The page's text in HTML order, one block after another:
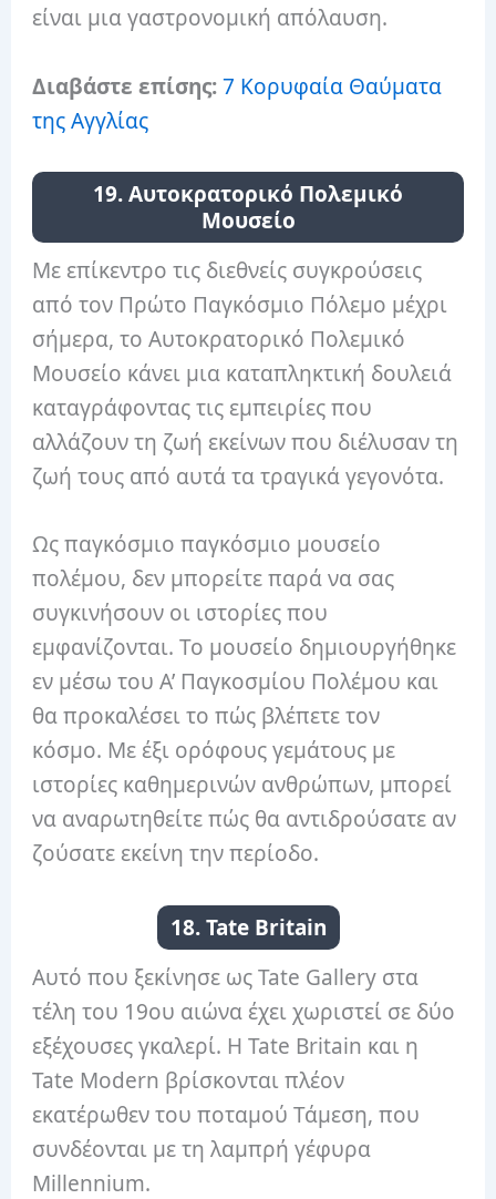
είναι μια γαστρονομική απόλαυση.
Διαβάστε επίσης: 7 Κορυφαία Θαύματα
της Αγγλίας
19. Αυτοκρατορικό Πολεμικό
Μουσείο
Με επίκεντρο τις διεθνείς συγκρούσεις
από τον Πρώτο Παγκόσμιο Πόλεμο μέχρι
σήμερα, το Αυτοκρατορικό Πολεμικό
Μουσείο κάνει μια καταπληκτική δουλειά
καταγράφοντας τις εμπειρίες που
αλλάζουν τη ζωή εκείνων που διέλυσαν τη
ζωή τους από αυτά τα τραγικά γεγονότα.
Ως παγκόσμιο παγκόσμιο μουσείο
πολέμου, δεν μπορείτε παρά να σας
συγκινήσουν οι ιστορίες που
εμφανίζονται. Το μουσείο δημιουργήθηκε
εν μέσω του Α’ Παγκοσμίου Πολέμου και
θα προκαλέσει το πώς βλέπετε τον
κόσμο. Με έξι ορόφους γεμάτους με
ιστορίες καθημερινών ανθρώπων, μπορεί
να αναρωτηθείτε πώς θα αντιδρούσατε αν
ζούσατε εκείνη την περίοδο.
18. Tate Britain
Αυτό που ξεκίνησε ως Tate Gallery στα
τέλη του 19ου αιώνα έχει χωριστεί σε δύο
εξέχουσες γκαλερί. Η Tate Britain και η
Tate Modern βρίσκονται πλέον
εκατέρωθεν του ποταμού Τάμεση, που
συνδέονται με τη λαμπρή γέφυρα
Millennium.